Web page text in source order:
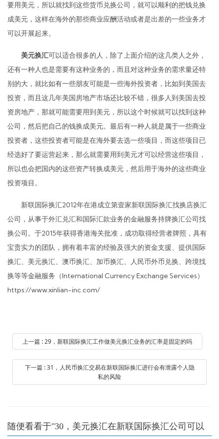
要用美元，所以就找到这些货币兑换公司，就可以顺利的把钱兑换
成美元，这样在海外的那些商业应酬活动或者是出差的一些业务才
可以开展起来。
美元换汇可以适合很多的人，除了上面介绍的这几类人之外，
还有一种人也是需要有这种业务的，而且对这种业务的需求量还特
别的大，就比如有一些朋友可能是一些海外投资者，比如到美国去
投资，而且这几年美国房地产市场还比较不错，很多人到美国去投
资房地产，那就可能需要用到美元，所以这个时候就可以找到这种
公司，然后把自己的钱换成美元。最后有一种人就是属于一些商业
投资者，这些投资者可能是在海外要去选一些项目，而这些项目已
经选好了要运营起来，那么就需要用到美元才可以经营这些项目，
所以也会把国内的这些资产转换成美元，然后用于海外的这些商业
投资项目。
新联国际换汇2012年在港成立第壹家新联国际换汇找换店换汇
公司，从事于外汇兑汇和国际汇款业务的金融服务持牌换汇公司找
换公司。于2015年获得香港海关批准，成功取得经营者牌照，具有
宝贵实力的团队，拥有着丰富的经验及强大的资金支援、提供国际
换汇、美元换汇、澳币换汇、加币换汇、人民币外币兑换、跨境找
换等等金融服务（International Currency Exchange Services）
https://www.xinlian-inc.com/
上一篇 : 29，新联国际换汇工作做美元换汇业务的汇率是固定的吗
下一篇 : 31，人民币换汇交易在新联国际换汇进行会有泄露个人隐
私的风险
随便看看于"30，美元换汇在新联国际换汇公司可以